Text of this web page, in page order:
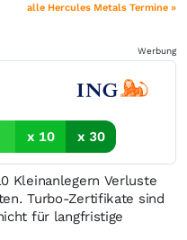
alle Hercules Metals Termine »
Werbung
x 10 x 30
Kleinanlegern Verluste
Turbo-Zertifikate sind
für langfristige